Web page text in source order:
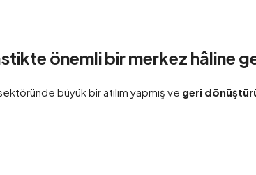
önemli bir merkez hâline
büyük bir atılım yapmış ve geri